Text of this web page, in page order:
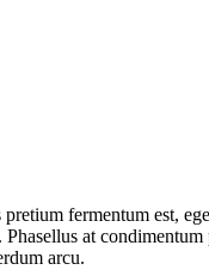
fermentum est,
at condimentum
arcu.